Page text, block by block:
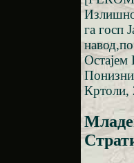
га госп
Остајем
Кртоли,